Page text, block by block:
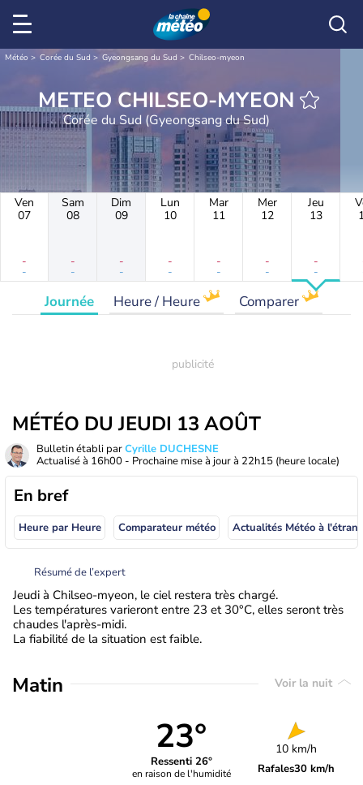
Météo Corée du Sud Gyeongsang du Sud Chilseo-myeon
METEO CHILSEO-MYEON
Corée du Sud (Gyeongsang du Sud)
Ven
07
-
-
Sam
08
-
-
Dim
09
-
-
Lun
10
-
-
Mar
11
-
-
Mer
12
-
-
Jeu
13
-
-
Journée Heure / Heure Comparer
MÉTÉO DU JEUDI 13 AOÛT
Bulletin établi parCyrille DUCHESNE
Actualisé à 16h00 - Prochaine mise à jour à 22h15 (heure locale)
En bref
Heure par Heure Comparateur météo
Résumé de l’expert
Jeudi à Chilseo-myeon, le ciel restera très chargé.
Les températures varieront entre 23 et 30°C, elles seront très
chaudes l'après-midi.
La fiabilité de la situation est faible.
Matin Voir la nuit
23°
Ressenti 26°
en raison de l'humidité
10 km/h
Rafales30 km/h